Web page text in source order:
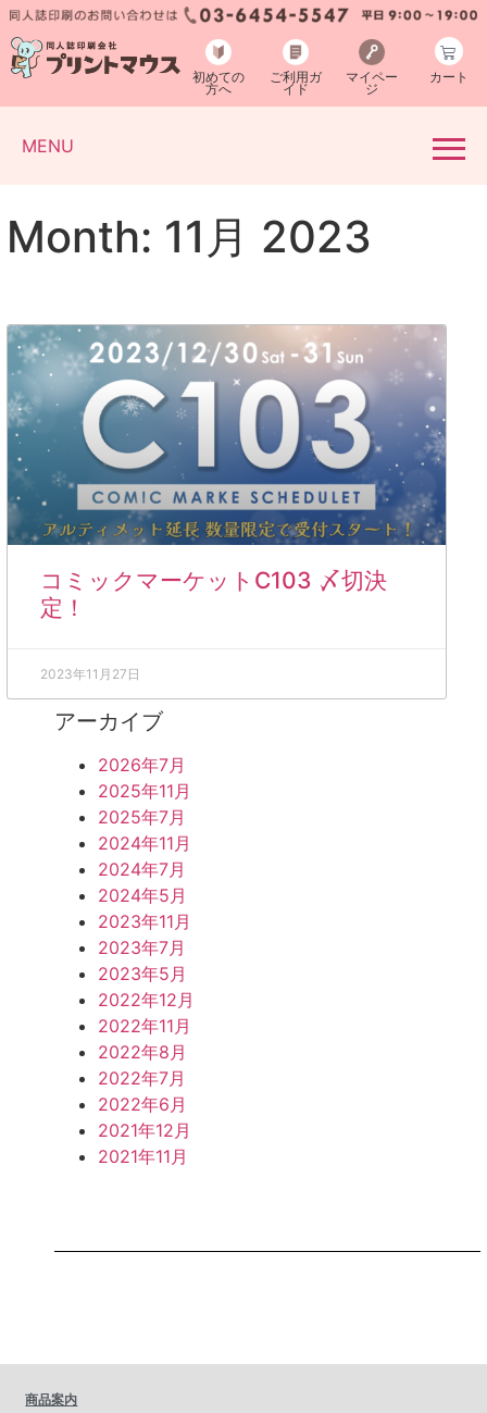
初めての
方へ
ご利用ガ
イド
マイペー
ジ
カート
MENU
Month: 11月 2023
コミックマーケットC103 〆切決
定！
2023年11月27日
アーカイブ
2026年7月
2025年11月
2025年7月
2024年11月
2024年7月
2024年5月
2023年11月
2023年7月
2023年5月
2022年12月
2022年11月
2022年8月
2022年7月
2022年6月
2021年12月
2021年11月
商品案内